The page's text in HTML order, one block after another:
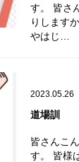
す。 皆さ
りします
やはじ…
2023.05.26
道場訓
皆さんこ
す。 皆様